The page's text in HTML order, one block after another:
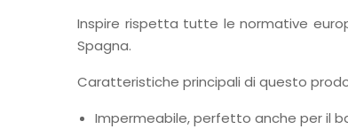
Inspire rispetta tutte le normative
Spagna.
Caratteristiche principali di questo
Impermeabile, perfetto anche per il